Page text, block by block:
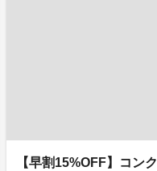
【早割15%OFF】コン